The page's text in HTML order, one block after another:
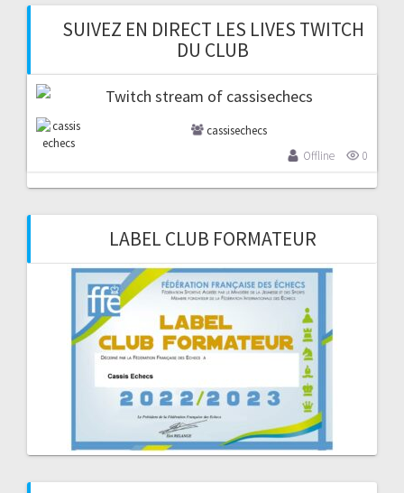
SUIVEZ EN DIRECT LES LIVES TWITCH
DU CLUB
cassisechecs
Offline
0
LABEL CLUB FORMATEUR